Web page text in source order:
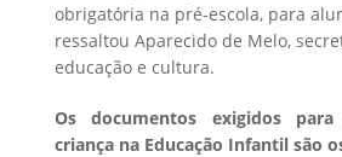
obrigatória na pré-escola, para
ressaltou Aparecido de Melo,
educação e cultura.
Os documentos exigidos
criança na Educação Infantil são